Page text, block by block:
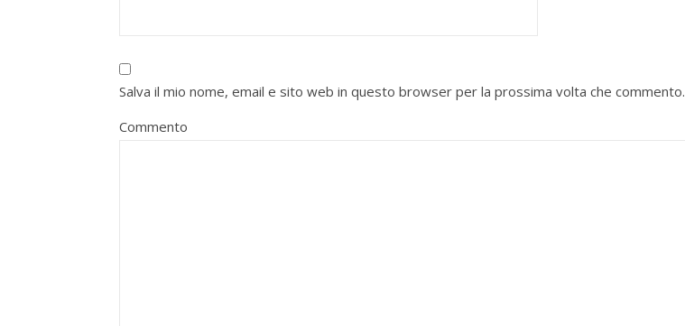
Salva il mio nome, email e sito web in questo browser per la prossima volta che commento.
Commento